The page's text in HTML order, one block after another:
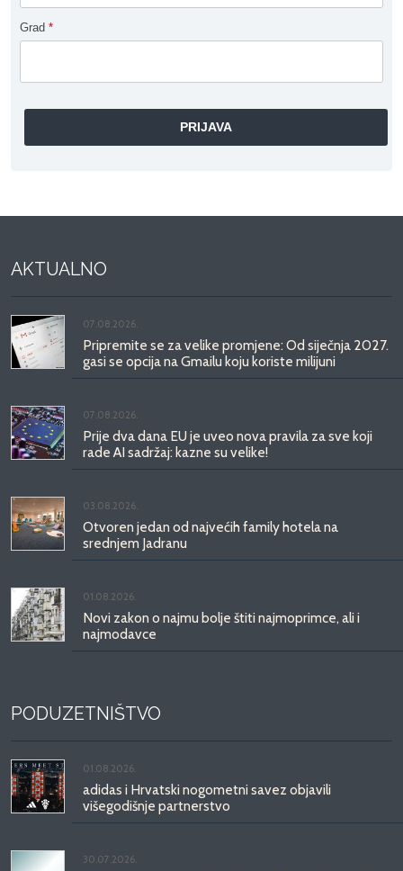
Grad *
AKTUALNO
07.08.2026.
Pripremite se za velike promjene: Od siječnja 2027.
gasi se opcija na Gmailu koju koriste milijuni
07.08.2026.
Prije dva dana EU je uveo nova pravila za sve koji
rade AI sadržaj: kazne su velike!
03.08.2026.
Otvoren jedan od najvećih family hotela na
srednjem Jadranu
01.08.2026.
Novi zakon o najmu bolje štiti najmoprimce, ali i
najmodavce
PODUZETNIŠTVO
01.08.2026.
adidas i Hrvatski nogometni savez objavili
višegodišnje partnerstvo
30.07.2026.